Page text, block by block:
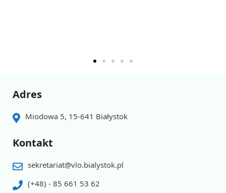
Adres
Miodowa 5, 15-641 Białystok
Kontakt
sekretariat@vlo.bialystok.pl
(+48) - 85 661 53 62